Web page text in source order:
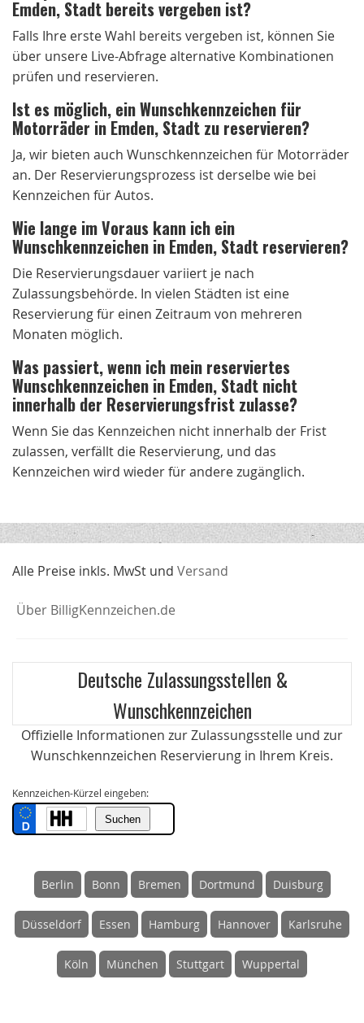
Emden, Stadt bereits vergeben ist?
Falls Ihre erste Wahl bereits vergeben ist, können Sie
über unsere Live-Abfrage alternative Kombinationen
prüfen und reservieren.
Ist es möglich, ein Wunschkennzeichen für
Motorräder in Emden, Stadt zu reservieren?
Ja, wir bieten auch Wunschkennzeichen für Motorräder
an. Der Reservierungsprozess ist derselbe wie bei
Kennzeichen für Autos.
Wie lange im Voraus kann ich ein
Wunschkennzeichen in Emden, Stadt reservieren?
Die Reservierungsdauer variiert je nach
Zulassungsbehörde. In vielen Städten ist eine
Reservierung für einen Zeitraum von mehreren
Monaten möglich.
Was passiert, wenn ich mein reserviertes
Wunschkennzeichen in Emden, Stadt nicht
innerhalb der Reservierungsfrist zulasse?
Wenn Sie das Kennzeichen nicht innerhalb der Frist
zulassen, verfällt die Reservierung, und das
Kennzeichen wird wieder für andere zugänglich.
Alle Preise inkls. MwSt und Versand
Über BilligKennzeichen.de
Deutsche Zulassungsstellen &
Wunschkennzeichen
Offizielle Informationen zur Zulassungsstelle und zur
Wunschkennzeichen Reservierung in Ihrem Kreis.
Kennzeichen-Kürzel eingeben:
Berlin Bonn Bremen Dortmund Duisburg
Düsseldorf Essen Hamburg Hannover Karlsruhe
Köln München Stuttgart Wuppertal